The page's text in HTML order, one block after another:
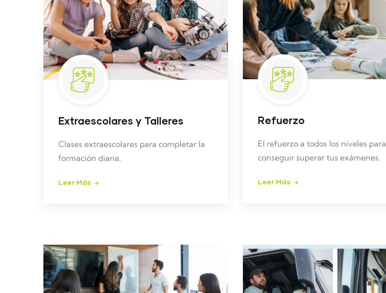
Extraescolares y Talleres
Clases extraescolares para completar la
formación diaria.
Leer Más
Refuerzo
El refuerzo a todos los niveles para
conseguir superar tus exámenes.
Leer Más